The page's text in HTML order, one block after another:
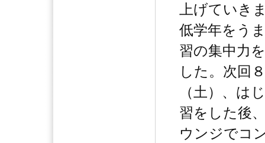
上げていき
低学年をう
習の集中力
した。次回
（土）、は
習をした後
ウンジでコ